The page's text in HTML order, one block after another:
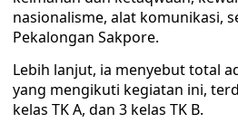
nasionalisme, alat komunikasi,
Pekalongan Sakpore.
Lebih lanjut, ia menyebut total
yang mengikuti kegiatan ini,
kelas TK A, dan 3 kelas TK B.